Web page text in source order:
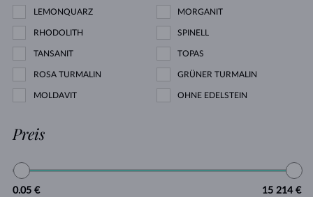
LEMONQUARZ MORGANIT
RHODOLITH SPINELL
TANSANIT TOPAS
ROSA TURMALIN GRÜNER TURMALIN
MOLDAVIT OHNE EDELSTEIN
Preis
0.05 € 15 214 €